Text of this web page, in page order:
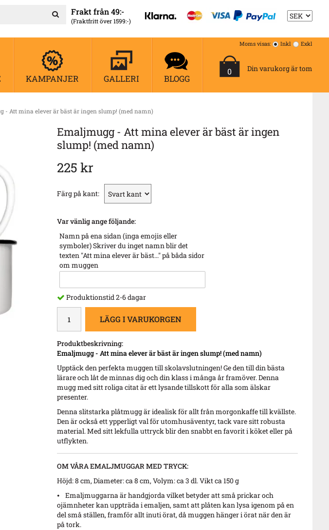
Frakt från 49:-
(Fraktfritt över 1599:-)
KAMPANJER GALLERI BLOGG
0 Din varukorg är tom
Moms visas: Inkl Exkl
- Att mina elever är bäst är ingen slump! (med namn)
Emaljmugg - Att mina elever är bäst är ingen
slump! (med namn)
225 kr
Färg på kant:
Var vänlig ange följande:
Namn på ena sidan (inga emojis eller
symboler) Skriver du inget namn blir det
texten "Att mina elever är bäst..." på båda sidor
om muggen
Produktionstid 2-6 dagar
LÄGG I VARUKORGEN
Produktbeskrivning:
Emaljmugg - Att mina elever är bäst är ingen slump! (med namn)
Upptäck den perfekta muggen till skolavslutningen! Ge den till din bästa
lärare och låt de minnas dig och din klass i många år framöver. Denna
mugg med sitt roliga citat är ett lysande tillskott för alla som älskar
presenter.
Denna slitstarka plåtmugg är idealisk för allt från morgonkaffe till kvällste.
Den är också ett ypperligt val för utomhusäventyr, tack vare sitt robusta
material. Med sitt lekfulla uttryck blir den snabbt en favorit i köket eller på
utflykten.
OM VÅRA EMALJMUGGAR MED TRYCK:
Höjd: 8 cm, Diameter: ca 8 cm, Volym: ca 3 dl. Vikt ca 150 g
⦁ Emaljmuggarna är handgjorda vilket betyder att små prickar och
ojämnheter kan uppträda i emaljen, samt att plåten kan lysa igenom på en
del små ställen, framför allt inuti örat, då muggen hänger i örat när den är
på tork.